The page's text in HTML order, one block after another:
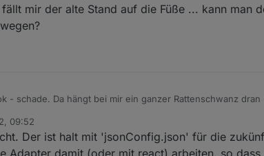
mir der alte Stand auf die Füße ... kann man
- schade. Da hängt bei mir ein ganzer Rattenschwanz
der alte Stand auf die Füße ... kann man deinen Adapter
09:52
Der ist halt mit 'jsonConfig.json' für die
Adapter damit (oder mit react) arbeiten, so